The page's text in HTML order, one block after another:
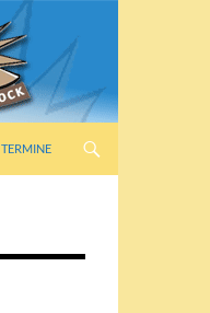
TERMINE